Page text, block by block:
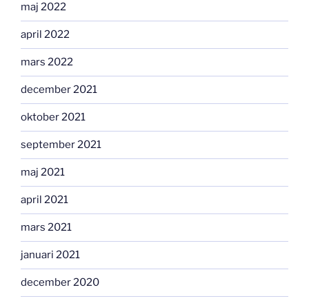
maj 2022
april 2022
mars 2022
december 2021
oktober 2021
september 2021
maj 2021
april 2021
mars 2021
januari 2021
december 2020